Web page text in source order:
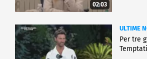
02:03
ULTIME
Per tre